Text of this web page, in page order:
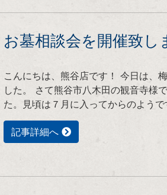
お墓相談会を開催致し
こんにちは、熊谷店です！ 今日は、
した。 さて熊谷市八木田の観音寺様
た。見頃は７月に入ってからのよう
記事詳細へ